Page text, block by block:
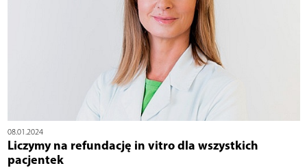
08.01.2024
Liczymy na refundację in vitro dla wszystkich
pacjentek